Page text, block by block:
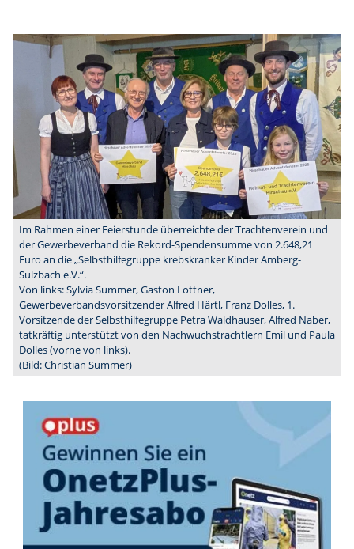
Im Rahmen einer Feierstunde überreichte der Trachtenverein und
der Gewerbeverband die Rekord-Spendensumme von 2.648,21
Euro an die „Selbsthilfegruppe krebskranker Kinder Amberg-
Sulzbach e.V.“.
Von links: Sylvia Summer, Gaston Lottner,
Gewerbeverbandsvorsitzender Alfred Härtl, Franz Dolles, 1.
Vorsitzende der Selbsthilfegruppe Petra Waldhauser, Alfred Naber,
tatkräftig unterstützt von den Nachwuchstrachtlern Emil und Paula
Dolles (vorne von links).
(Bild: Christian Summer)